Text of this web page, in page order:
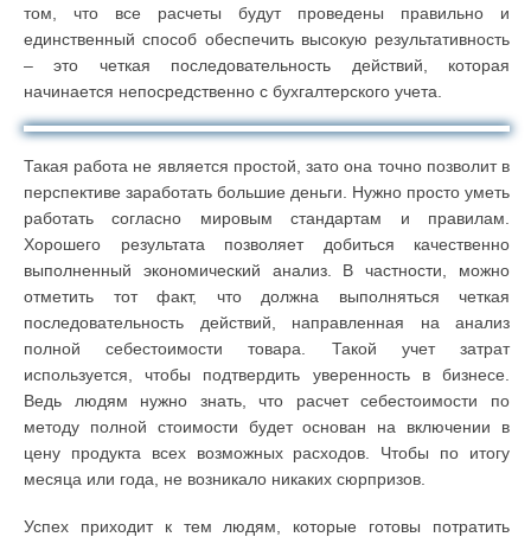
том, что все расчеты будут проведены правильно и
единственный способ обеспечить высокую результативность
– это четкая последовательность действий, которая
начинается непосредственно с бухгалтерского учета.
Такая работа не является простой, зато она точно позволит в
перспективе заработать большие деньги. Нужно просто уметь
работать согласно мировым стандартам и правилам.
Хорошего результата позволяет добиться качественно
выполненный экономический анализ. В частности, можно
отметить тот факт, что должна выполняться четкая
последовательность действий, направленная на анализ
полной себестоимости товара. Такой учет затрат
используется, чтобы подтвердить уверенность в бизнесе.
Ведь людям нужно знать, что расчет себестоимости по
методу полной стоимости будет основан на включении в
цену продукта всех возможных расходов. Чтобы по итогу
месяца или года, не возникало никаких сюрпризов.
Успех приходит к тем людям, которые готовы потратить